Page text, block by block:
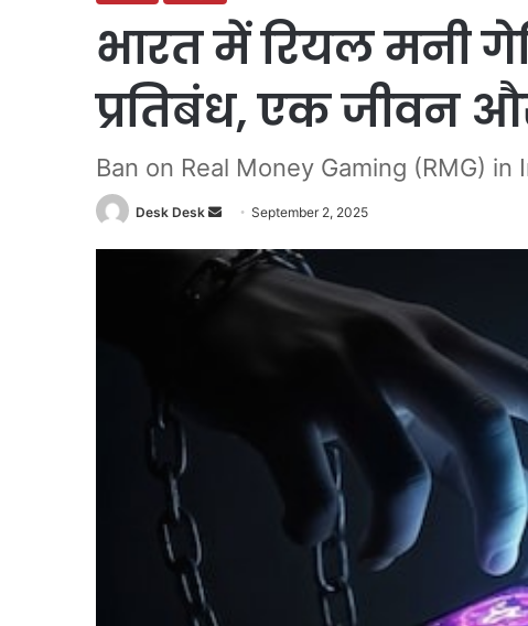
भारत में रियल मनी
प्रतिबंध, एक जीवन
Ban on Real Money Gaming (RMG)
Desk Desk
Send
email
September 2, 2025